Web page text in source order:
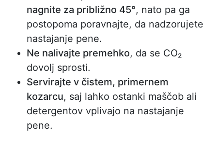
nagnite za približno 45°, nato pa ga
postopoma poravnajte, da nadzorujete
nastajanje pene.
Ne nalivajte premehko, da se CO₂
dovolj sprosti.
Servirajte v čistem, primernem
kozarcu, saj lahko ostanki maščob ali
detergentov vplivajo na nastajanje
pene.